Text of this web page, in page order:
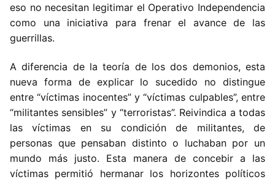
eso no necesitan legitimar el Operativo Independencia
como una iniciativa para frenar el avance de las
guerrillas.
A diferencia de la teoría de los dos demonios, esta
nueva forma de explicar lo sucedido no distingue
entre “víctimas inocentes” y “víctimas culpables”, entre
“militantes sensibles” y “terroristas”. Reivindica a todas
las víctimas en su condición de militantes, de
personas que pensaban distinto o luchaban por un
mundo más justo. Esta manera de concebir a las
víctimas permitió hermanar los horizontes políticos